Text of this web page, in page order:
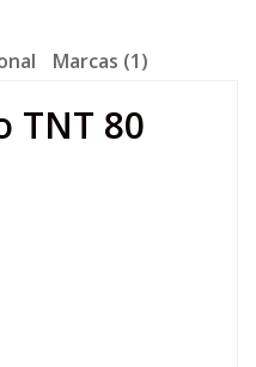
Marcas (1)
TNT 80